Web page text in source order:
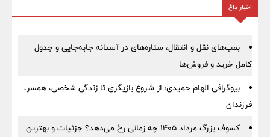
اخبار داغ
بمب‌های نقل و انتقال، ستاره‌های در آستانه جابه‌جایی و جدول
کامل خرید و فروش‌ها
بیوگرافی الهام حمیدی؛ از شروع بازیگری تا زندگی شخصی، همسر،
فرزندان
کسوف بزرگ مرداد ۱۴۰۵ چه زمانی رخ می‌دهد؟ جزئیات و بهترین